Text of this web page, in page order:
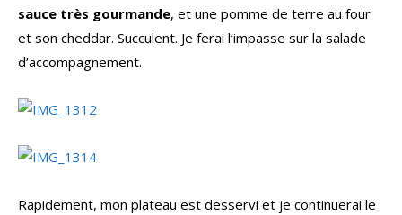
sauce très gourmande, et une pomme de terre au four
et son cheddar. Succulent. Je ferai l’impasse sur la salade
d’accompagnement.
Rapidement, mon plateau est desservi et je continuerai le